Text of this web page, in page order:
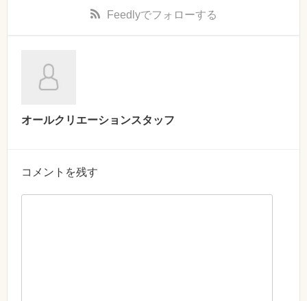
Feedlyでフォローする
オールクリエーションスタッフ
コメントを残す